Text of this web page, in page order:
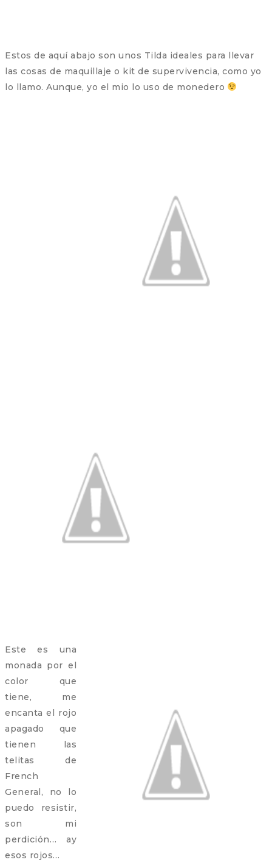
Estos de aquí abajo son unos Tilda ideales para llevar
las cosas de maquillaje o kit de supervivencia, como yo
lo llamo. Aunque, yo el mio lo uso de monedero
Este es una
monada por el
color que
tiene, me
encanta el rojo
apagado que
tienen las
telitas de
French
General, no lo
puedo resistir,
son mi
perdición… ay
esos rojos…